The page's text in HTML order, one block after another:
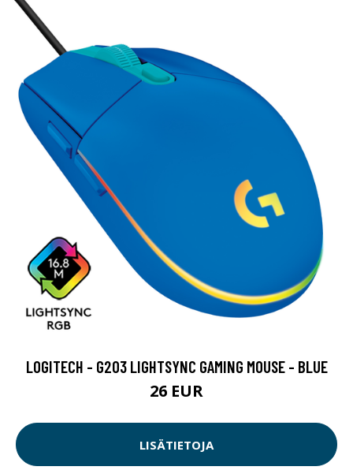
LOGITECH - G203 LIGHTSYNC GAMING MOUSE - BLUE
26 EUR
LISÄTIETOJA